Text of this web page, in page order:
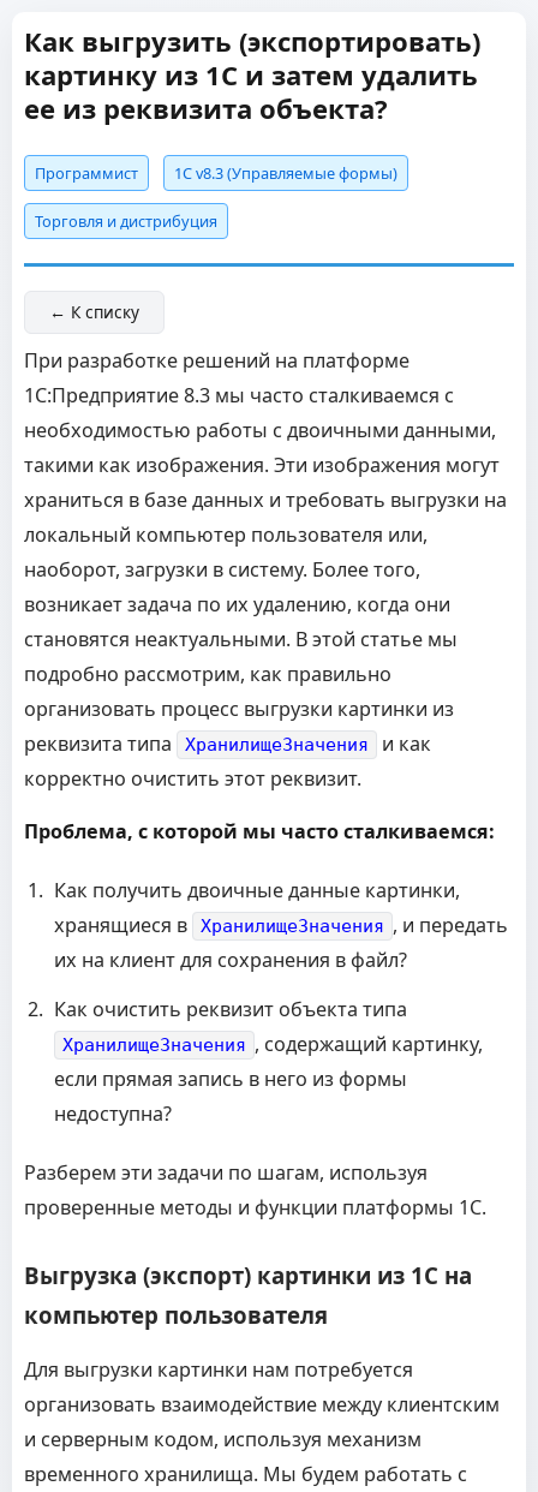
Как выгрузить (экспортировать)
картинку из 1С и затем удалить
ее из реквизита объекта?
Программист 1С v8.3 (Управляемые формы)
Торговля и дистрибуция
← К списку
При разработке решений на платформе
1С:Предприятие 8.3 мы часто сталкиваемся с
необходимостью работы с двоичными данными,
такими как изображения. Эти изображения могут
храниться в базе данных и требовать выгрузки на
локальный компьютер пользователя или,
наоборот, загрузки в систему. Более того,
возникает задача по их удалению, когда они
становятся неактуальными. В этой статье мы
подробно рассмотрим, как правильно
организовать процесс выгрузки картинки из
реквизита типа
ХранилищеЗначения
и как
корректно очистить этот реквизит.
Проблема, с которой мы часто сталкиваемся:
Как получить двоичные данные картинки,
хранящиеся в
ХранилищеЗначения , и передать
их на клиент для сохранения в файл?
Как очистить реквизит объекта типа
ХранилищеЗначения , содержащий картинку,
если прямая запись в него из формы
недоступна?
Разберем эти задачи по шагам, используя
проверенные методы и функции платформы 1С.
Выгрузка (экспорт) картинки из 1С на
компьютер пользователя
Для выгрузки картинки нам потребуется
организовать взаимодействие между клиентским
и серверным кодом, используя механизм
временного хранилища. Мы будем работать с